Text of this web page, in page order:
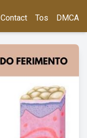
Contact Tos DMCA